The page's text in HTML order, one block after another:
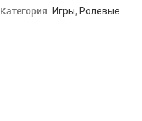
Категория: Игры, Ролевые